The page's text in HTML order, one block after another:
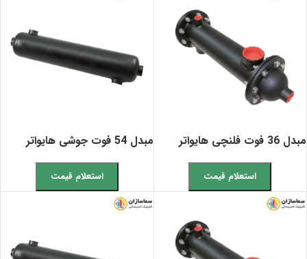
مبدل 36 فوت فلنچی هایواتر
استعلام قیمت
مبدل 54 فوت جوشی هایواتر
استعلام قیمت